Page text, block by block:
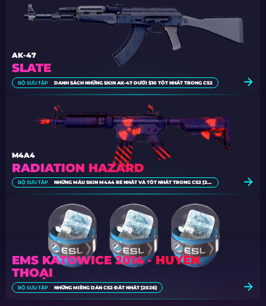
SLATE
AK-47
BỘ SƯU TẬP DANH SÁCH NHỮNG SKIN AK-47 DƯỚI $10 TỐT NHẤT TRONG CS2
RADIATION HAZARD
M4A4
BỘ SƯU TẬP NHỮNG MẪU SKIN M4A4 RẺ NHẤT VÀ TỐT NHẤT TRONG CS2 [2026]
EMS KATOWICE 2014 - HUYỀN
THOẠI
BỘ SƯU TẬP NHỮNG MIẾNG DÁN CS2 ĐẮT NHẤT [2026]